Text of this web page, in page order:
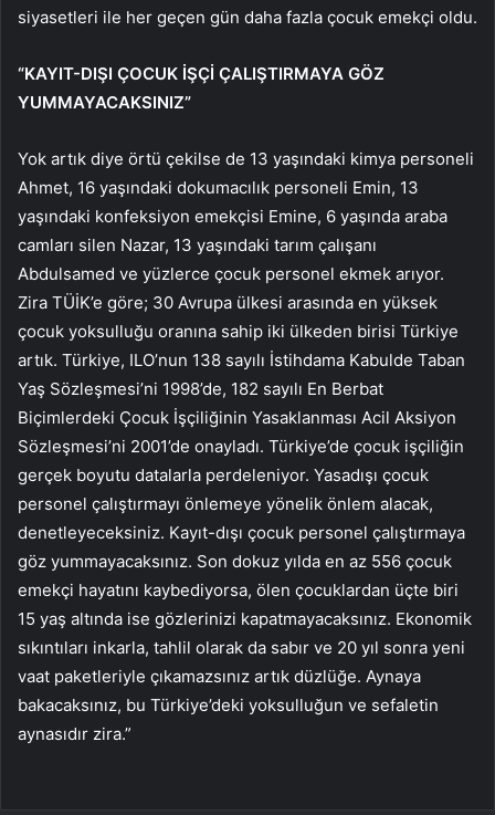
siyasetleri ile her geçen gün daha fazla çocuk emekçi oldu.
“KAYIT-DIŞI ÇOCUK İŞÇİ ÇALIŞTIRMAYA GÖZ
YUMMAYACAKSINIZ”
Yok artık diye örtü çekilse de 13 yaşındaki kimya personeli
Ahmet, 16 yaşındaki dokumacılık personeli Emin, 13
yaşındaki konfeksiyon emekçisi Emine, 6 yaşında araba
camları silen Nazar, 13 yaşındaki tarım çalışanı
Abdulsamed ve yüzlerce çocuk personel ekmek arıyor.
Zira TÜİK’e göre; 30 Avrupa ülkesi arasında en yüksek
çocuk yoksulluğu oranına sahip iki ülkeden birisi Türkiye
artık. Türkiye, ILO’nun 138 sayılı İstihdama Kabulde Taban
Yaş Sözleşmesi’ni 1998’de, 182 sayılı En Berbat
Biçimlerdeki Çocuk İşçiliğinin Yasaklanması Acil Aksiyon
Sözleşmesi’ni 2001’de onayladı. Türkiye’de çocuk işçiliğin
gerçek boyutu datalarla perdeleniyor. Yasadışı çocuk
personel çalıştırmayı önlemeye yönelik önlem alacak,
denetleyeceksiniz. Kayıt-dışı çocuk personel çalıştırmaya
göz yummayacaksınız. Son dokuz yılda en az 556 çocuk
emekçi hayatını kaybediyorsa, ölen çocuklardan üçte biri
15 yaş altında ise gözlerinizi kapatmayacaksınız. Ekonomik
sıkıntıları inkarla, tahlil olarak da sabır ve 20 yıl sonra yeni
vaat paketleriyle çıkamazsınız artık düzlüğe. Aynaya
bakacaksınız, bu Türkiye’deki yoksulluğun ve sefaletin
aynasıdır zira.”